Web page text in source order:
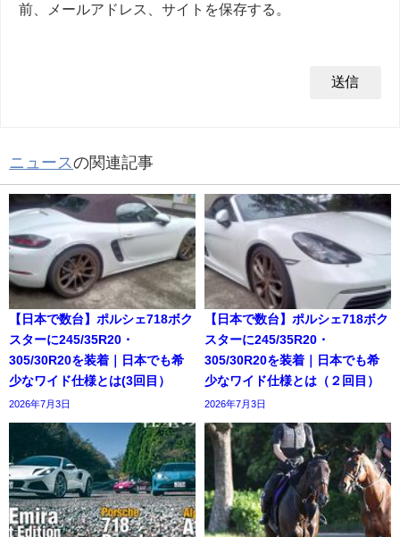
前、メールアドレス、サイトを保存する。
ニュースの関連記事
【日本で数台】ポルシェ718ボク
スターに245/35R20・
305/30R20を装着｜日本でも希
少なワイド仕様とは(3回目）
2026年7月3日
【日本で数台】ポルシェ718ボク
スターに245/35R20・
305/30R20を装着｜日本でも希
少なワイド仕様とは（２回目）
2026年7月3日